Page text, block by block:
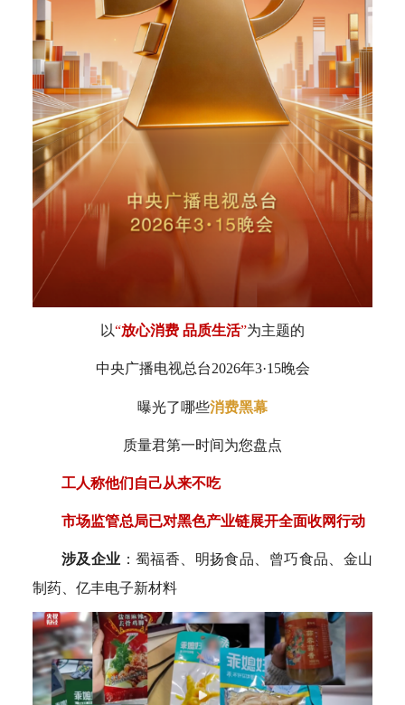
以“放心消费 品质生活”为主题的
中央广播电视总台2026年3·15晚会
曝光了哪些消费黑幕
质量君第一时间为您盘点
工人称他们自己从来不吃
市场监管总局已对黑色产业链展开全面收网行动
涉及企业 ：蜀福香、明扬食品、曾巧食品、金山
制药、亿丰电子新材料